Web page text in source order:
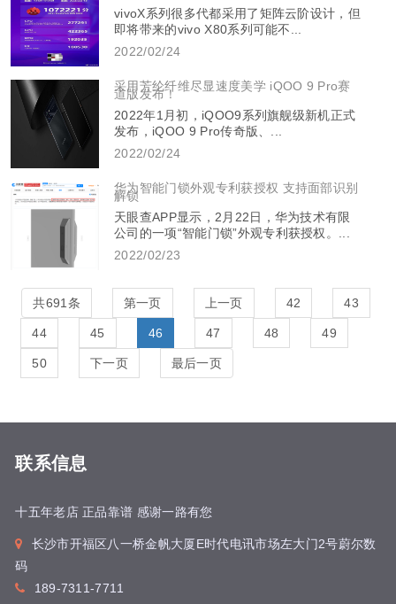
vivoX系列很多代都采用了矩阵云阶设计，但
即将带来的vivo X80系列可能不...
2022/02/24
采用芳纶纤维尽显速度美学 iQOO 9 Pro赛
道版发布！
2022年1月初，iQOO9系列旗舰级新机正式
发布，iQOO 9 Pro传奇版、...
2022/02/24
华为智能门锁外观专利获授权 支持面部识别
解锁
天眼查APP显示，2月22日，华为技术有限
公司的一项“智能门锁”外观专利获授权。...
2022/02/23
共691条 第一页 上一页 42 43
44 45 46 47 48 49
50 下一页 最后一页
联系信息
十五年老店 正品靠谱 感谢一路有您
长沙市开福区八一桥金帆大厦E时代电讯市场左大门2号蔚尔数
码
189-7311-7711